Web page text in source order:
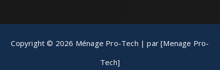
Copyright © 2026 Ménage Pro-Tech | par [Menage Pro-
Tech]